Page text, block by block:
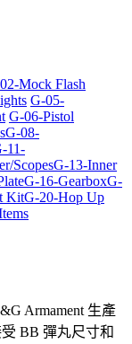
Mock Flash
G-05-
G-06-Pistol
G-08-
11-
ScopesG-13-Inner
G-16-GearboxG-
KitG-20-Hop Up
Armament 生產
BB 彈丸尺寸和